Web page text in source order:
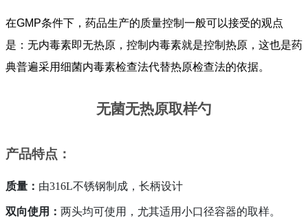
在GMP条件下，药品生产的质量控制一般可以接受的观点
是：无内毒素即无热原，控制内毒素就是控制热原，这也是药
典普遍采用细菌内毒素检查法代替热原检查法的依据。
无菌无热原取样勺
产品特点：
质量： 由316L不锈钢制成，长柄设计
双向使用： 两头均可使用，尤其适用小口径容器的取样。